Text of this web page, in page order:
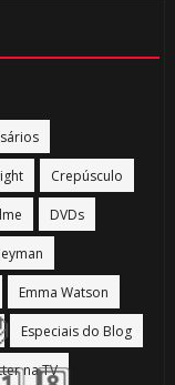
Crepúsculo
DVDs
Emma Watson
Especiais do Blog
na TV